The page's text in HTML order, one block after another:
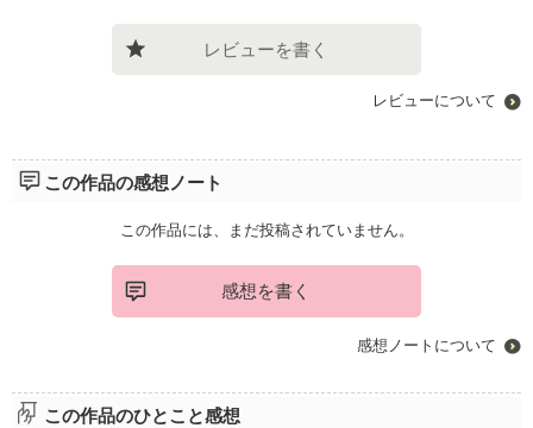
レビューを書く
レビューについて
この作品の感想ノート
この作品には、まだ投稿されていません。
感想を書く
感想ノートについて
この作品のひとこと感想